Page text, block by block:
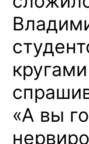
«А вы